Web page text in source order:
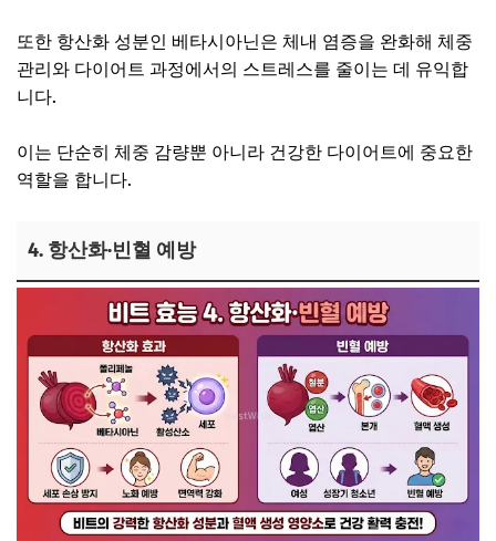
또한 항산화 성분인 베타시아닌은 체내 염증을 완화해 체중
관리와 다이어트 과정에서의 스트레스를 줄이는 데 유익합
니다.
이는 단순히 체중 감량뿐 아니라 건강한 다이어트에 중요한
역할을 합니다.
4. 항산화·빈혈 예방